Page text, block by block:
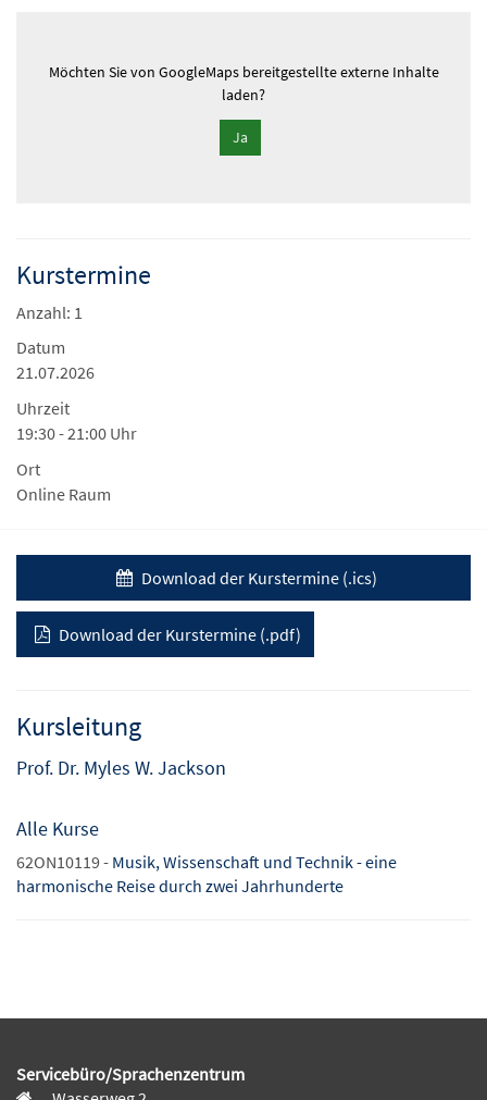
Möchten Sie von GoogleMapsbereitgestellte externe Inhalte
laden?
Ja
Kurstermine
Anzahl: 1
Datum
21.07.2026
Uhrzeit
19:30 - 21:00 Uhr
Ort
Online Raum
Download der Kurstermine (.ics)
Download der Kurstermine (.pdf)
Kursleitung
Prof. Dr. Myles W. Jackson
Alle Kurse
62ON10119 - Musik, Wissenschaft und Technik - eine
harmonische Reise durch zwei Jahrhunderte
Servicebüro/Sprachenzentrum